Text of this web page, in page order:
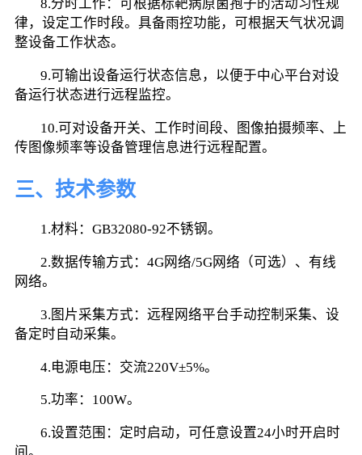
律，设定工作时段。具备雨控功能，可根据天气状况调
整设备工作状态。
备运行状态进行远程监控。
传图像频率等设备管理信息进行远程配置。
三、技术参数
1.材料：GB32080-92不锈钢。
网络。
备定时自动采集。
4.电源电压：交流220V±5%。
5.功率：100W。